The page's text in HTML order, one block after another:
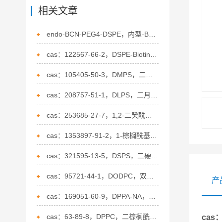
产
cas
相关文章
endo-BCN-PEG4-DSPE，内型-BCN-四聚乙二醇-二硬脂酰基磷脂酰乙醇胺的介绍
cas：253685-27-7，1,2-二癸酰基-sn-甘油-3-磷脂酰乙醇胺的应用
cas：1353897-91-2，1-棕榈酰基-2-炔丙基乙酰磷脂酰胆碱的描述
cas：321595-13-5，DSPS，二硬脂酰磷脂酰丝氨酸的介绍
cas：63-89-8，DPPC，二棕榈酰基卵磷脂的介绍